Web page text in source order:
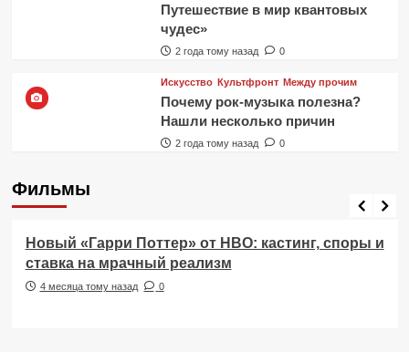
Путешествие в мир квантовых
чудес»
2 года тому назад 0
Искусство Культфронт Между прочим
Почему рок-музыка полезна?
Нашли несколько причин
2 года тому назад 0
Фильмы
Фильмы
Новый «Гарри Поттер» от HBO: кастинг, споры и
ставка на мрачный реализм
4 месяца тому назад 0